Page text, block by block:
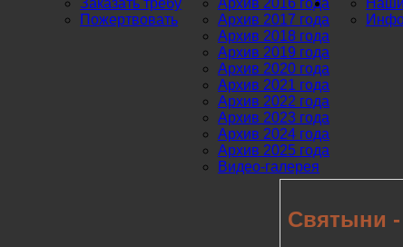
Заказать требу
Пожертвовать
Архив 2016 года
Архив 2017 года
Архив 2018 года
Архив 2019 года
Архив 2020 года
Архив 2021 года
Архив 2022 года
Архив 2023 года
Архив 2024 года
Архив 2025 года
Видео-галерея
Святыни -